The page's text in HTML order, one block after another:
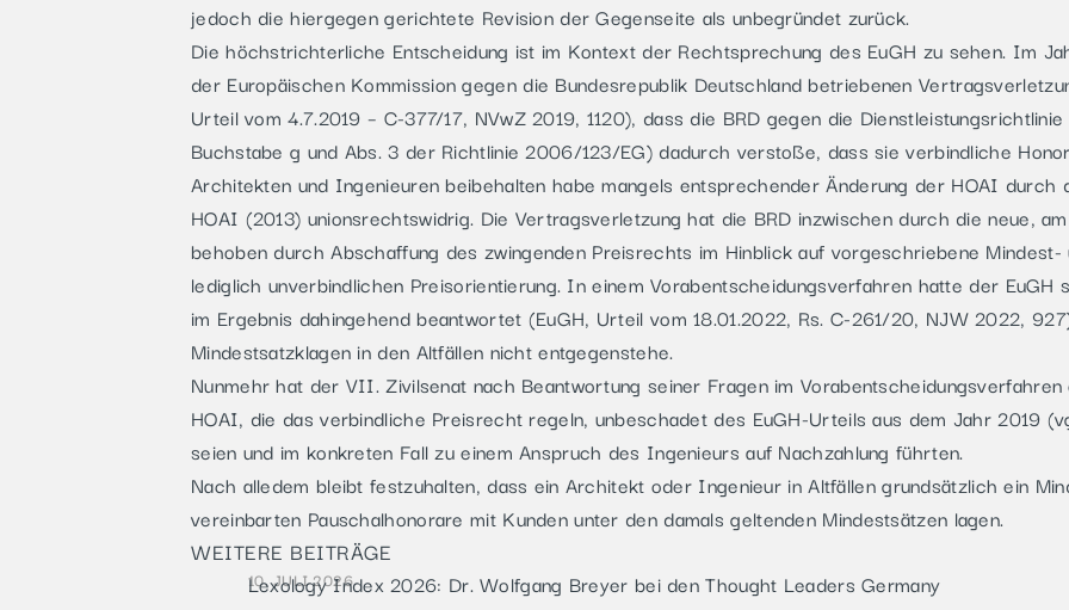
jedoch die hiergegen gerichtete Revision der Gegenseite als unbegründet zurück.
Die höchstrichterliche Entscheidung ist im Kontext der Rechtsprechung des EuGH zu sehen. Im
der Europäischen Kommission gegen die Bundesrepublik Deutschland betriebenen
Urteil vom 4.7.2019 – C-377/17, NVwZ 2019, 1120), dass die BRD gegen die
Buchstabe g und Abs. 3 der Richtlinie 2006/123/EG) dadurch verstoße, dass sie verbindliche
Architekten und Ingenieuren beibehalten habe mangels entsprechender Änderung der HOAI
HOAI (2013) unionsrechtswidrig. Die Vertragsverletzung hat die BRD inzwischen durch die neue,
behoben durch Abschaffung des zwingenden Preisrechts im Hinblick auf vorgeschriebene
lediglich unverbindlichen Preisorientierung. In einem Vorabentscheidungsverfahren hatte der EuGH
im Ergebnis dahingehend beantwortet (EuGH, Urteil vom 18.01.2022, Rs. C-261/20, NJW 2022,
Mindestsatzklagen in den Altfällen nicht entgegenstehe.
Nunmehr hat der VII. Zivilsenat nach Beantwortung seiner Fragen im
HOAI, die das verbindliche Preisrecht regeln, unbeschadet des EuGH-Urteils aus dem Jahr 2019
seien und im konkreten Fall zu einem Anspruch des Ingenieurs auf Nachzahlung führten.
Nach alledem bleibt festzuhalten, dass ein Architekt oder Ingenieur in Altfällen grundsätzlich ein
vereinbarten Pauschalhonorare mit Kunden unter den damals geltenden Mindestsätzen lagen.
WEITERE BEITRÄGE
10. JULI 2026
Lexology Index 2026: Dr. Wolfgang Breyer bei den Thought Leaders Germany